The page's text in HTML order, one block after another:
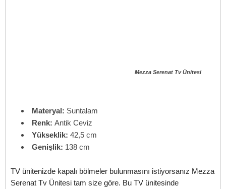
Mezza Serenat Tv Ünitesi
Materyal: Suntalam
Renk: Antik Ceviz
Yükseklik: 42,5 cm
Genişlik: 138 cm
TV ünitenizde kapalı bölmeler bulunmasını istiyorsanız Mezza
Serenat Tv Ünitesi tam size göre. Bu TV ünitesinde